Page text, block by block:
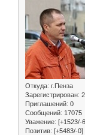
Откуда: г.Пенза
Зарегистрирован:
Приглашений: 0
Сообщений: 17075
Уважение: [+1523/-
Позитив: [+5483/-0]